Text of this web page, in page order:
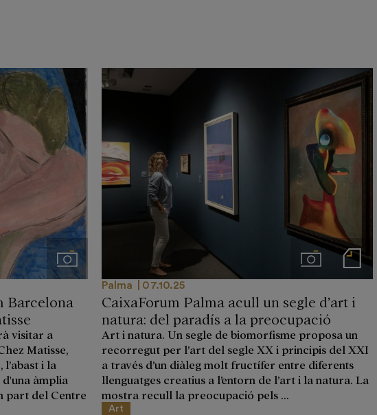
Imágenes
Barcelona
visitar a
Matisse,
i la
àmplia
part del Centre
ImágenesNotas de prensa
Palma 07.10.25
CaixaForum Palma acull un segle d’art i
natura: del paradís a la preocupació
Art i natura. Un segle de biomorfisme proposa un
recorregut per l’art del segle XX i principis del XXI
a través d’un diàleg molt fructífer entre diferents
llenguatges creatius a l’entorn de l’art i la natura. La
mostra recull la preocupació pels ...
Art